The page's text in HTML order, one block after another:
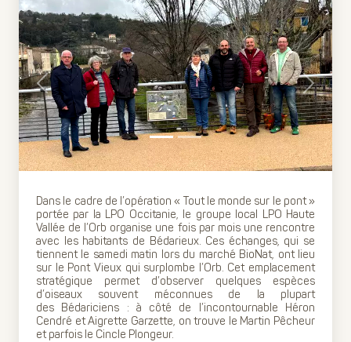
Previous Next
Dans le cadre de l’opération « Tout le monde sur le pont »
portée par la LPO Occitanie, le groupe local LPO Haute
Vallée de l’Orb organise une fois par mois une rencontre
avec les habitants de Bédarieux. Ces échanges, qui se
tiennent le samedi matin lors du marché BioNat, ont lieu
sur le Pont Vieux qui surplombe l’Orb. Cet emplacement
stratégique permet d’observer quelques espèces
d’oiseaux souvent méconnues de la plupart
des Bédariciens : à côté de l’incontournable Héron
Cendré et Aigrette Garzette, on trouve le Martin Pêcheur
et parfois le Cincle Plongeur.